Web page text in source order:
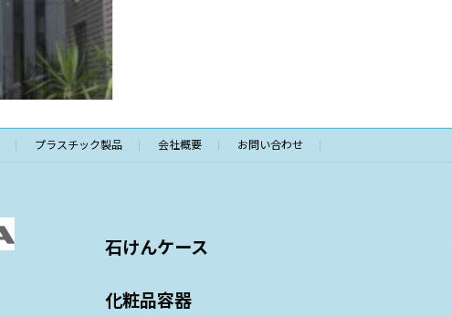
プラスチック製品 会社概要 お問い合わせ
石けんケース
化粧品容器